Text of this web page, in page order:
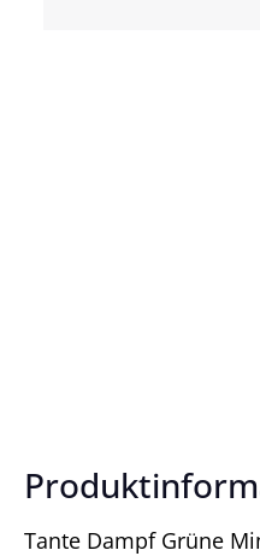
Tante Dampf Grüne